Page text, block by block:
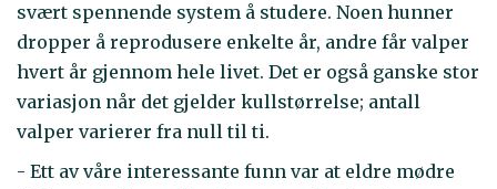
svært spennende system å studere. Noen hunner
dropper å reprodusere enkelte år, andre får valper
hvert år gjennom hele livet. Det er også ganske stor
variasjon når det gjelder kullstørrelse; antall
valper varierer fra null til ti.
- Ett av våre interessante funn var at eldre mødre